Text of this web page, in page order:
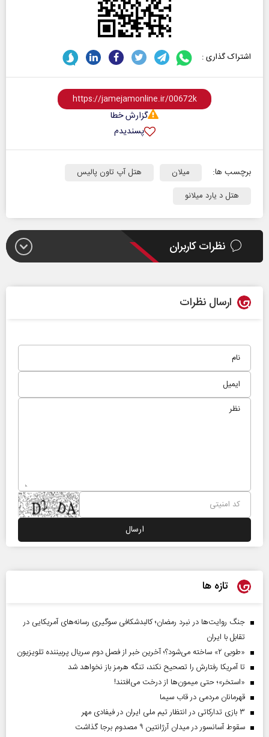
اشتراک گذاری :
گزارش خطا
پسندیدم
برچسب ها: میلان
هتل آپ تاون پالیس
هتل د یارد میلانو
نظرات کاربران
ارسال نظرات
تازه ها
جنگ روایت‌ها در نبرد رمضان؛ کالبدشکافی سوگیری رسانه‌های آمریکایی در
تقابل با ایران
«طوبی ۲» ساخته می‌شود؟؛ آخرین خبر از فصل دوم سریال پربیننده تلویزیون
تا آمریکا رفتارش را تصحیح نکند، تنگه هرمز باز نخواهد شد
«استخر»‌‌؛ حتی میمون‌ها از درخت می‌افتند!
قهرمانان مردمی در قاب سیما
۳ بازی تدارکاتی در انتظار تیم ملی ایران در فیفادی مهر
سقوط آسانسور در میدان آرژانتین ۹ مصدوم برجا گذاشت